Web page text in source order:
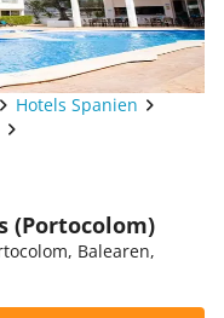
Hotels Spanien
(Portocolom)
Balearen,